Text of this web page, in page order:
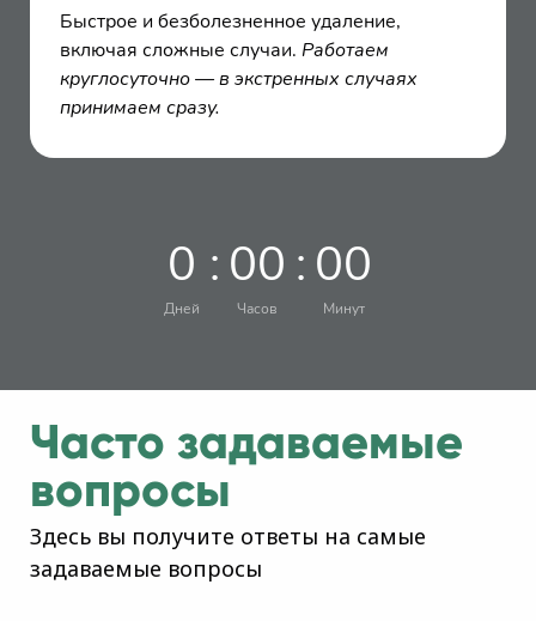
Быстрое и безболезненное удаление,
включая сложные случаи. Работаем
круглосуточно — в экстренных случаях
принимаем сразу.
0
Дней
: 00
Часов
: 00
Минут
Часто задаваемые
вопросы
Здесь вы получите ответы на самые
задаваемые вопросы